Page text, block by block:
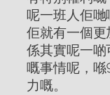
呢一班人佢
佢就有一個
係其實呢一啲
嘅事情呢，
力嘅。